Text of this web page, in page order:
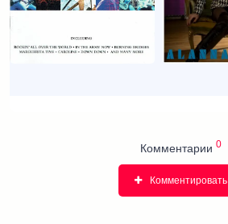
Комментарии 0
Комментировать